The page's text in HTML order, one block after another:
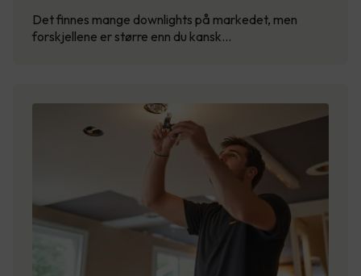
Det finnes mange downlights på markedet, men
forskjellene er større enn du kansk…